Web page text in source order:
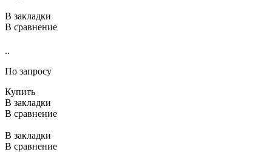
В закладки
В сравнение
..
По запросу
Купить
В закладки
В сравнение
В закладки
В сравнение